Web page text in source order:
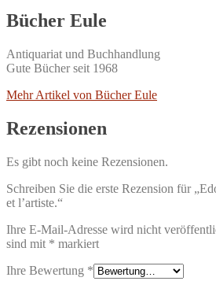
Bücher Eule
Antiquariat und Buchhandlung
Gute Bücher seit 1968
Mehr Artikel von Bücher Eule
Rezensionen
Es gibt noch keine Rezensionen.
Schreiben Sie die erste Rezension für
et l’artiste.“
Ihre E-Mail-Adresse wird nicht
sind mit * markiert
Ihre Bewertung *